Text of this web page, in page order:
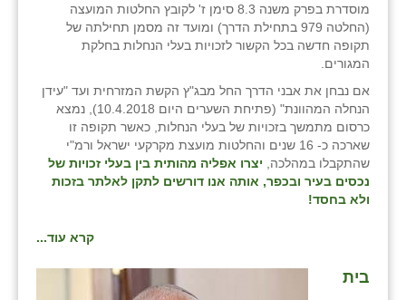
מוסדרת בפרק משנה 8.3 סימן ז' לקובץ החלטות המועצה
(החלטה 979 בתחילת הדרך) ומועד זה מסמן תחילתה של
תקופה חדשה בכל הקשור לזכויות בעלי הנחלות בחלקת
המגורים.
אם נבחן את אבני הדרך החל מבג"ץ הקשת המזרחית ועד "עידן
הנחלה המהוונת" (פתיחת השערים היום 10.4.2018), נמצא
כרסום מתמשך בזכויות של בעלי הנחלות, כאשר תקופה זו
שארכה כ- 16 שנים והחלטות מועצת מקרקעי ישראל ורמ"י
שהתקבלו במהלכה, יצרו אפליה מהותית בין בעלי זכויות של
נכסים בעיר ובכפר, אותה אנו דורשים לתקן לאלתר בזכות
ולא בחסד!
קרא עוד...
בית
כפר מע״ש
כפר מרדכי
כפר סבא (אגרא)
כפר שמריהו
מגשימים
מישר
מנחמיה